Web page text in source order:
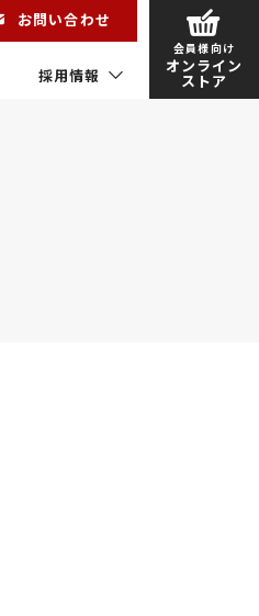
採用情報
お問い合わせ
会員様向け
オンライン
ストア